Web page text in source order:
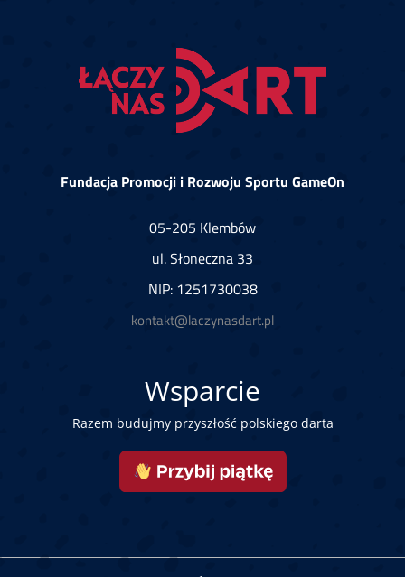
Fundacja Promocji i Rozwoju Sportu GameOn
05-205 Klembów
ul. Słoneczna 33
NIP: 1251730038
kontakt@laczynasdart.pl
Wsparcie
Razem budujmy przyszłość polskiego darta